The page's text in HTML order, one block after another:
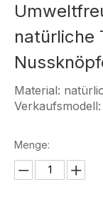
natürliche
Material:
Menge: